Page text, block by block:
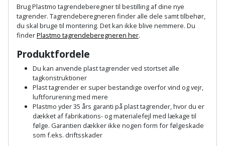
Murpap
og
murfolie
Mursten
Plastlister
Radonsikring
Rumdeler
Kridtsnor
Lærlingesæt
Landmålerstok
Løfteudstyr
Målebånd
Excenterslibertilbehør
Fedtsprøjte
Flamingoskærer
Flisevibrator
Føringsskinne
Forlængerledning
Vinduesvasker
Garderobe
opbevaring
Grill
Gummibåd
Brug Plastmo tagrendeberegner til bestilling af dine nye
tagrender. Tagrendeberegneren finder alle dele samt tilbehør,
du skal bruge til montering. Det kan ikke blive nemmere. Du
finderPlastmo tagrendeberegneren her.
Produktfordele
Du kan anvende plast tagrender ved stortset alle
tagkonstruktioner
Plast tagrender er super bestandige overfor vind og vejr,
luftforurening med mere
Plastmo yder 35 års garanti på plast tagrender, hvor du er
dækket af fabrikations- og materialefejl med lækage til
følge. Garantien dækker ikke nogen form for følgeskade
som f.eks. driftsskader